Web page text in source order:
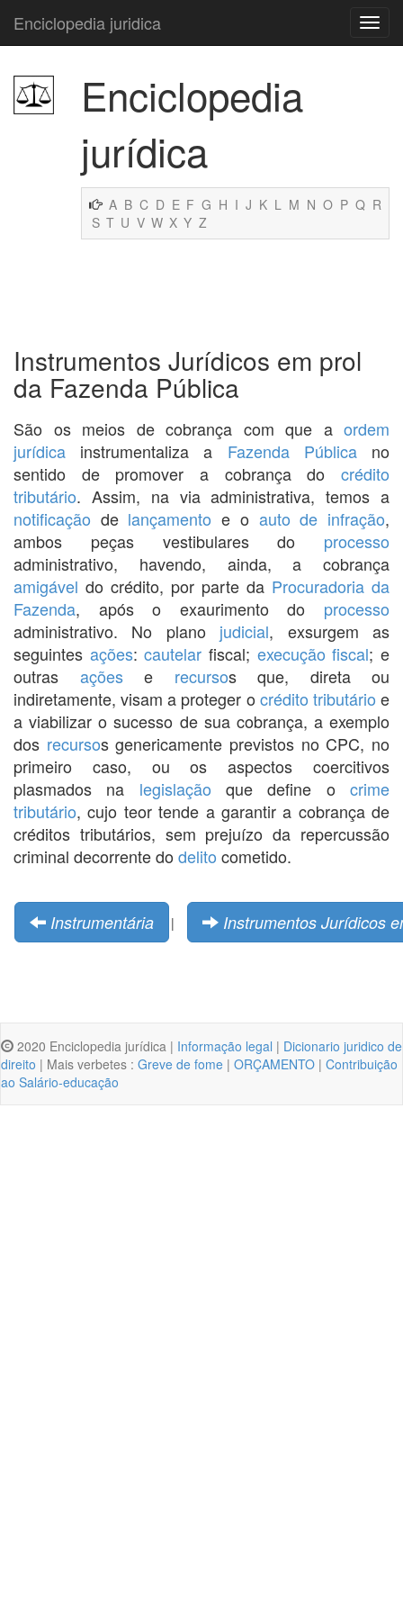
Enciclopedia juridica
Enciclopedia
jurídica
A B C D E F G H I J K L M N O P Q R
S T U V W X Y Z
Instrumentos Jurídicos em prol
da Fazenda Pública
São os meios de cobrança com que a ordem
jurídica instrumentaliza a Fazenda Públicano
sentido de promover a cobrança do crédito
tributário. Assim, na via administrativa, temos a
notificação de lançamento e o auto de infração,
ambos peças vestibulares do processo
administrativo, havendo, ainda, a cobrança
amigável do crédito, por parte da Procuradoria da
Fazenda, após o exaurimento do processo
administrativo. No plano judicial, exsurgem as
seguintes ações:cautelar fiscal; execução fiscal; e
outras açõese recursos que, direta ou
indiretamente, visam a proteger o crédito tributário e
a viabilizar o sucesso de sua cobrança, a exemplo
dos recursos genericamente previstos no CPC, no
primeiro caso, ou os aspectos coercitivos
plasmados na legislação que define ocrime
tributário, cujo teor tende a garantir a cobrança de
créditos tributários, sem prejuízo da repercussão
criminal decorrente do delito cometido.
Instrumentária | Instrumentos Jurídicos
2020 Enciclopedia jurídica | Informação legal | Dicionario juridico de
direito | Mais verbetes : Greve de fome | ORÇAMENTO | Contribuição
ao Salário-educação